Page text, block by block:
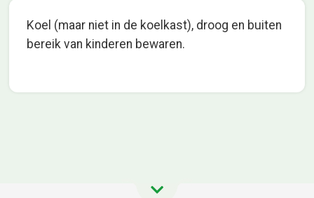
Koel (maar niet in de koelkast), droog en buiten
bereik van kinderen bewaren.